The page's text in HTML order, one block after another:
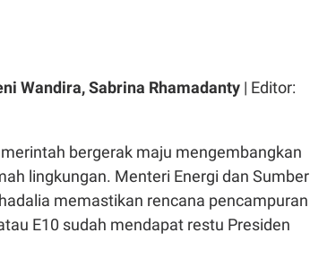
Wandira, Sabrina Rhamadanty | Editor:
bergerak maju mengembangkan
lingkungan. Menteri Energi dan Sumber
memastikan rencana pencampuran
E10 sudah mendapat restu Presiden